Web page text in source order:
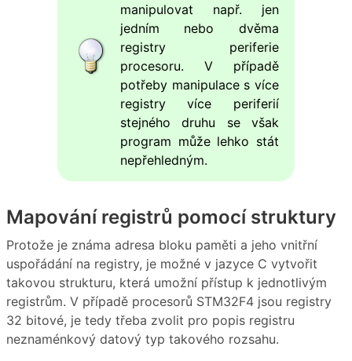
manipulovat např. jen
jedním nebo dvěma
registry periferie
procesoru. V případě
potřeby manipulace s více
registry více periferií
stejného druhu se však
program může lehko stát
nepřehledným.
Mapování registrů pomocí struktury
Protože je známa adresa bloku paměti a jeho vnitřní
uspořádání na registry, je možné v jazyce C vytvořit
takovou strukturu, která umožní přístup k jednotlivým
registrům. V případě procesorů STM32F4 jsou registry
32 bitové, je tedy třeba zvolit pro popis registru
neznaménkový datový typ takového rozsahu.